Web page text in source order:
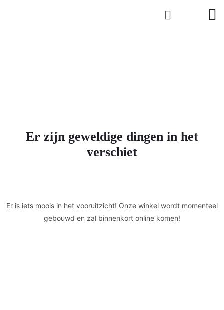
Er zijn geweldige dingen in het
verschiet
Er is iets moois in het vooruitzicht! Onze winkel wordt momenteel
gebouwd en zal binnenkort online komen!